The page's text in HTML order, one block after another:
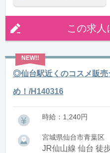
この求人
◎仙台駅近くのコスメ販
め！/H140316
時給：1,240円
宮城県仙台市青葉区
JR仙山線 仙台 徒